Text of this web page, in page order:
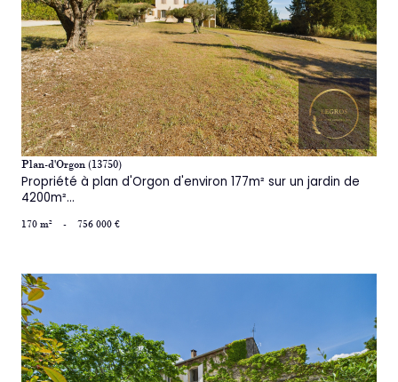
voir le bien
Plan-d'Orgon (13750)
Propriété à plan d'Orgon d'environ 177m² sur un jardin de
4200m²...
170 m² - 756 000 €